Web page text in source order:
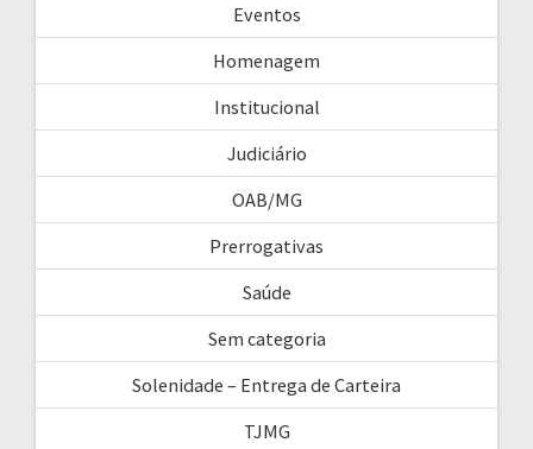
Eventos
Homenagem
Institucional
Judiciário
OAB/MG
Prerrogativas
Saúde
Sem categoria
Solenidade – Entrega de Carteira
TJMG